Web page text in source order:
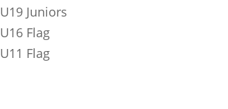
U19 Juniors
U16 Flag
U11 Flag